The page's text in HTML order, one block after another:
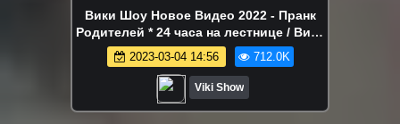
Вики Шоу Новое Видео 2022 - Пранк
Родителей * 24 часа на лестнице / Вики
Шоу
2023-03-04 14:56 712.0K
Viki Show